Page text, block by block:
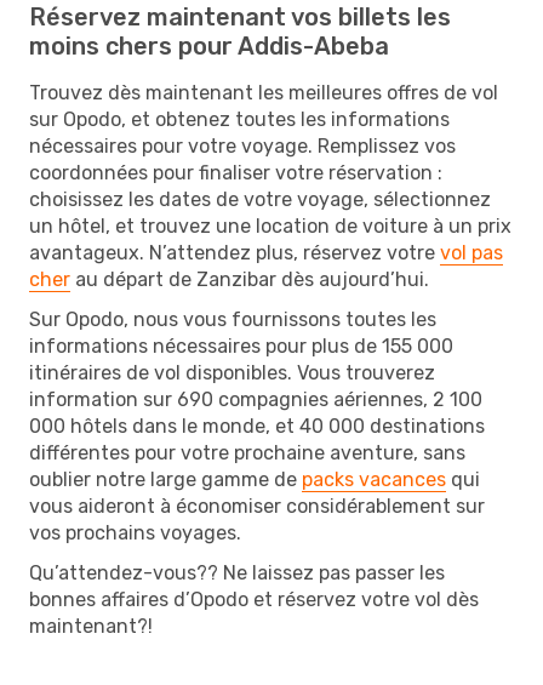
Réservez maintenant vos billets les
moins chers pour Addis-Abeba
Trouvez dès maintenant les meilleures offres de vol
sur Opodo, et obtenez toutes les informations
nécessaires pour votre voyage. Remplissez vos
coordonnées pour finaliser votre réservation :
choisissez les dates de votre voyage, sélectionnez
un hôtel, et trouvez une location de voiture à un prix
avantageux. N’attendez plus, réservez votre vol pas
cher au départ de Zanzibar dès aujourd’hui.
Sur Opodo, nous vous fournissons toutes les
informations nécessaires pour plus de 155 000
itinéraires de vol disponibles. Vous trouverez
information sur 690 compagnies aériennes, 2 100
000 hôtels dans le monde, et 40 000 destinations
différentes pour votre prochaine aventure, sans
oublier notre large gamme de packs vacances qui
vous aideront à économiser considérablement sur
vos prochains voyages.
Qu’attendez-vous?? Ne laissez pas passer les
bonnes affaires d’Opodo et réservez votre vol dès
maintenant?!